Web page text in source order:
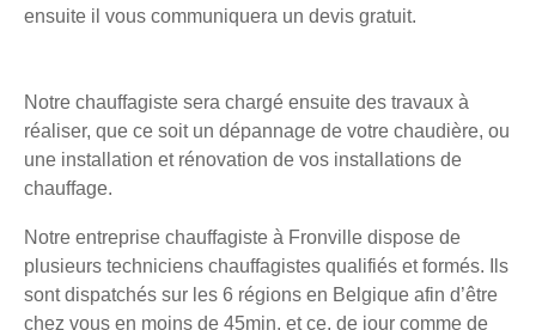
ensuite il vous communiquera un devis gratuit.
Notre chauffagiste sera chargé ensuite des travaux à
réaliser, que ce soit un dépannage de votre chaudière, ou
une installation et rénovation de vos installations de
chauffage.
Notre entreprise chauffagiste à Fronville dispose de
plusieurs techniciens chauffagistes qualifiés et formés. Ils
sont dispatchés sur les 6 régions en Belgique afin d’être
chez vous en moins de 45min, et ce, de jour comme de